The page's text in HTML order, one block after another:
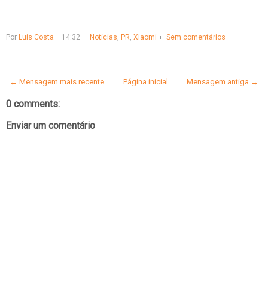
Por Luís Costa 14:32 Notícias PR Xiaomi Sem comentários
← Mensagem mais recente Mensagem antiga →
Página inicial
0 comments:
Enviar um comentário